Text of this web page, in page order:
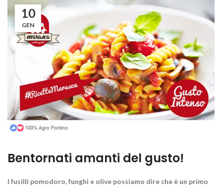
10
GEN
Bentornati amanti del gusto!
I fusilli pomodoro, funghi e olive possiamo dire che è un primo